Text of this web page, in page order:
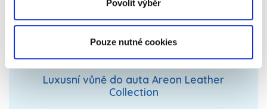
Povolit výběr
Pouze nutné cookies
Luxusní vůně do auta Areon Leather
Collection